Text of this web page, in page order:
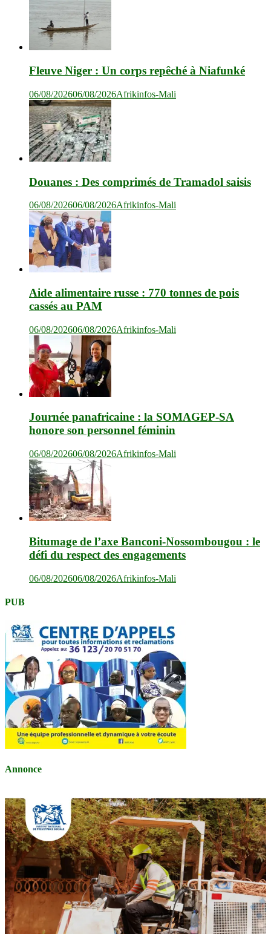
Fleuve Niger : Un corps repêché à Niafunké
06/08/202606/08/2026Afrikinfos-Mali
Douanes : Des comprimés de Tramadol saisis
06/08/202606/08/2026Afrikinfos-Mali
Aide alimentaire russe : 770 tonnes de pois
cassés au PAM
06/08/202606/08/2026Afrikinfos-Mali
Journée panafricaine : la SOMAGEP-SA
honore son personnel féminin
06/08/202606/08/2026Afrikinfos-Mali
Bitumage de l’axe Banconi-Nossombougou : le
défi du respect des engagements
06/08/202606/08/2026Afrikinfos-Mali
PUB
Annonce